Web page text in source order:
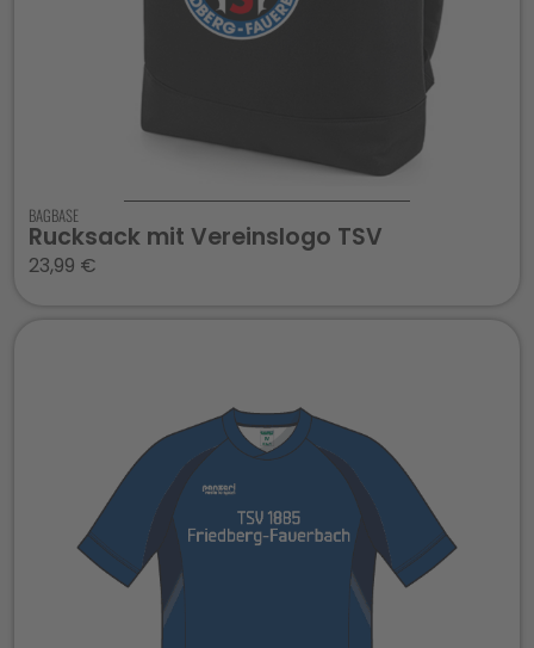
BAGBASE
Rucksack mit Vereinslogo TSV
23,99 €